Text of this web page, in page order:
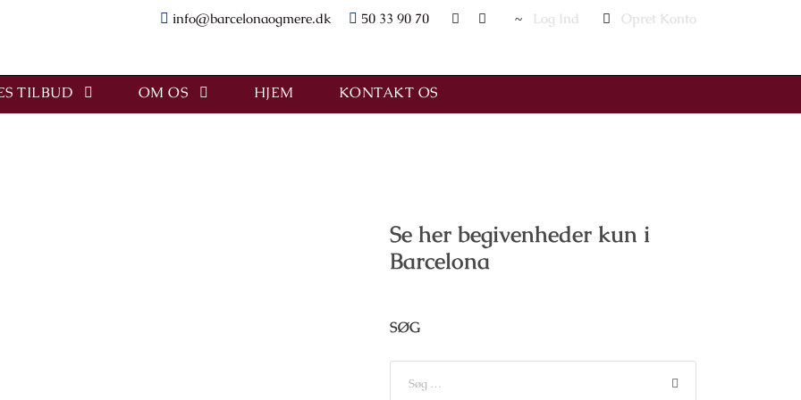
info@barcelonaogmere.dk 50 33 90 70 Log Ind Opret Konto
TILBUD OM OS HJEM KONTAKT OS
Se her begivenheder kun i
Barcelona
SØG